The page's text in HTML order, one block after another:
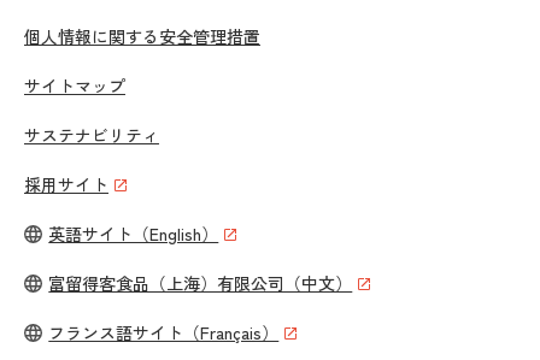
個人情報に関する安全管理措置
サイトマップ
サステナビリティ
採用サイト
英語サイト（English）
富留得客食品（上海）有限公司（中文）
フランス語サイト（Français）